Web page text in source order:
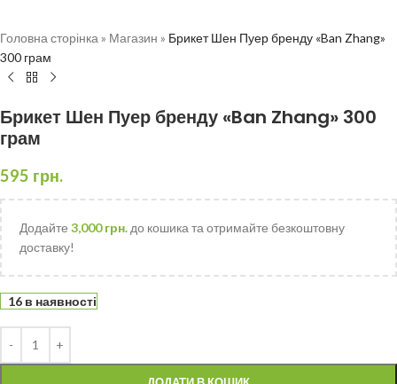
Головна сторінка » Магазин » Брикет Шен Пуер бренду «Ban Zhang»
300 грам
Брикет Шен Пуер бренду «Ban Zhang» 300
грам
595 грн.
Додайте 3,000грн. до кошика та отримайте безкоштовну
доставку!
16 в наявності